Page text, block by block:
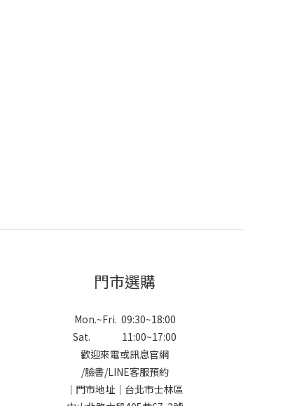
門市選購
Mon.~Fri. 09:30~18:00
Sat. 11:00~17:00
歡迎來電或訊息官網
/臉書/LINE客服預約
｜門市地址｜台北市士林區